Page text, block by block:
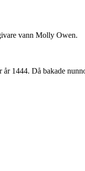
vann Molly Owen.
1444. Då bakade